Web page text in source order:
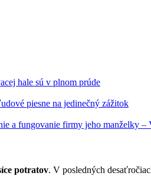
hale sú v plnom prúde
piesne na jedinečný zážitok
a fungovanie firmy jeho manželky
potratov. V posledných